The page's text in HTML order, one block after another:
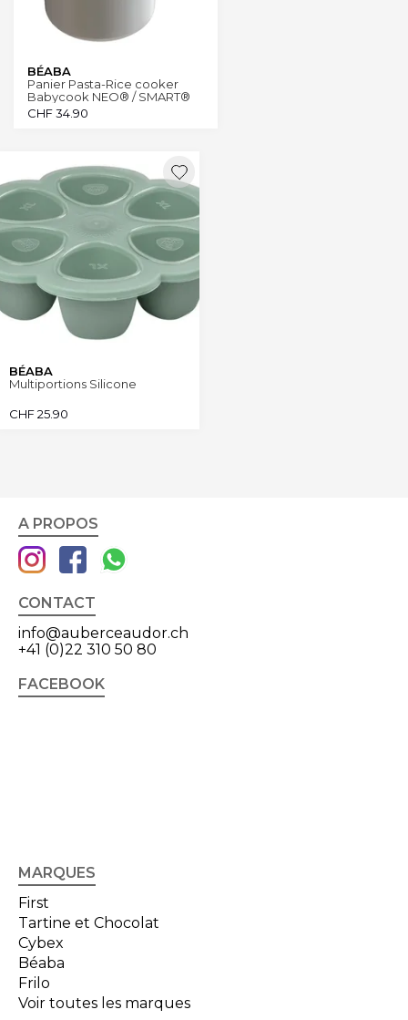
BÉABA
Panier Pasta-Rice cooker
Babycook NEO® / SMART®
CHF34.90
BÉABA
Multiportions Silicone
CHF25.90
A PROPOS
CONTACT
info@auberceaudor.ch
+41 (0)22 310 50 80
FACEBOOK
MARQUES
First
Tartine et Chocolat
Cybex
Béaba
Frilo
Voir toutes les marques